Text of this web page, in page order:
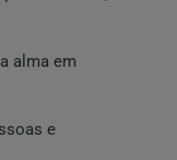
alma em
e